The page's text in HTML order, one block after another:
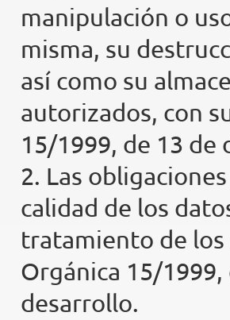
manipulación o
misma, su
así como su
autorizados, con
15/1999, de 13
2. Las
calidad de los
tratamiento de los
Orgánica 15/
desarrollo.